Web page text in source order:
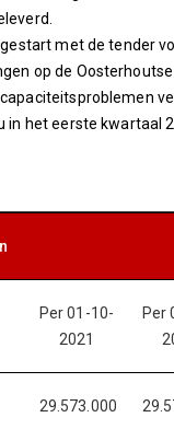
gestart met de tender
op de
in het eerste kwartaal
Per 01-10-
2021
Per
29.573.000